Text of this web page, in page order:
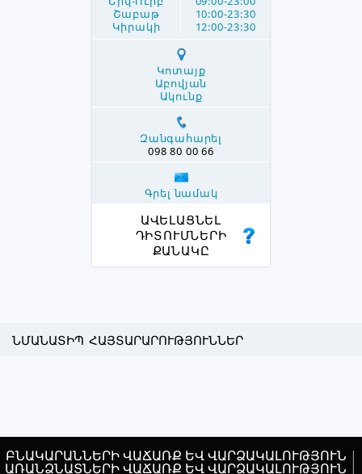
Շաբաթ
Կիրակի
10:00-23:30
12:00-23:30
Կոտայք
Աբովյան
Ակունք
Զանգահարել
098 80 00 66
Գրել նամակ
ԱՎԵԼԱՑՆԵԼ
ԴԻՏՈՒՄՆԵՐԻ
ՔԱՆԱԿԸ
ՆՄԱՆԱՏԻՊ ՀԱՅՏԱՐԱՐՈՒԹՅՈՒՆՆԵՐ
ԲՆԱԿԱՐԱՆՆԵՐԻ ՎԱՃԱՌՔ ԵՎ ՎԱՐՁԱԿԱԼՈՒԹՅՈՒՆ |
ԱՌԱՆՁՆԱՏՆԵՐԻ ՎԱՃԱՌՔ ԵՎ ՎԱՐՁԱԿԱԼՈՒԹՅՈՒՆ